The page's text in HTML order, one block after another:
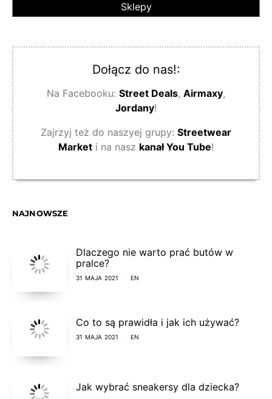
Sklepy
Dołącz do nas!:
Na Facebooku: Street Deals, Airmaxy,
Jordany!
Zajrzyj też do naszyej grupy: Streetwear
Market i na nasz kanał You Tube!
NAJNOWSZE
Dlaczego nie warto prać butów w
pralce?
31 MAJA 2021 EN
Co to są prawidła i jak ich używać?
31 MAJA 2021 EN
Jak wybrać sneakersy dla dziecka?